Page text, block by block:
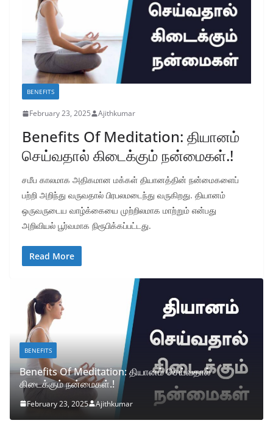
BENEFITS
February 23, 2025 Ajithkumar
Benefits Of Meditation: தியானம்
செய்வதால் கிடைக்கும் நன்மைகள்.!
சமீப காலமாக அதிகமான மக்கள் தியானத்தின் நன்மைகளைப்
பற்றி அறிந்து வருவதால் பிரபலமடைந்து வருகிறது. தியானம்
ஒருவருடைய வாழ்க்கையை முற்றிலமாக மாற்றும் என்பது
அறிவியல் பூர்வமாக நிரூபிக்கப்பட்டது.
Read More
BENEFITS
Benefits Of Meditation: தியானம் செய்வதால்
கிடைக்கும் நன்மைகள்.!
February 23, 2025 Ajithkumar